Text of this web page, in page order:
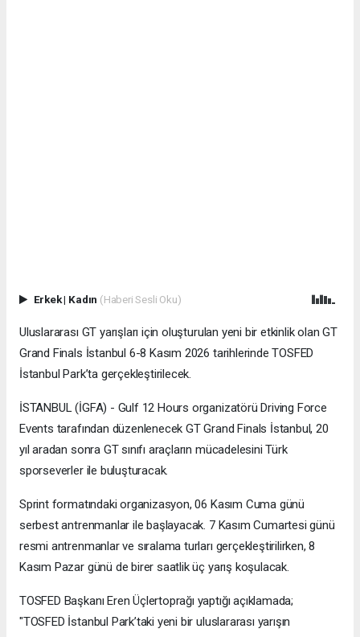
Erkek| Kadın (Haberi Sesli Oku)
Uluslararası GT yarışları için oluşturulan yeni bir etkinlik olan GT
Grand Finals İstanbul 6-8 Kasım 2026 tarihlerinde TOSFED
İstanbul Park’ta gerçekleştirilecek.
İSTANBUL (İGFA) - Gulf 12 Hours organizatörü Driving Force
Events tarafından düzenlenecek GT Grand Finals İstanbul, 20
yıl aradan sonra GT sınıfı araçların mücadelesini Türk
sporseverler ile buluşturacak.
Sprint formatındaki organizasyon, 06 Kasım Cuma günü
serbest antrenmanlar ile başlayacak. 7 Kasım Cumartesi günü
resmi antrenmanlar ve sıralama turları gerçekleştirilirken, 8
Kasım Pazar günü de birer saatlik üç yarış koşulacak.
TOSFED Başkanı Eren Üçlertoprağı yaptığı açıklamada;
"TOSFED İstanbul Park’taki yeni bir uluslararası yarışın